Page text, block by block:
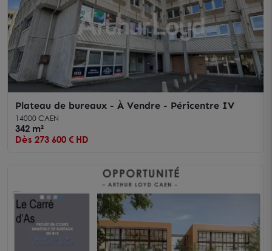
Plateau de bureaux - À Vendre - Péricentre IV
14000 CAEN
342 m²
Dès 273 600 € HD